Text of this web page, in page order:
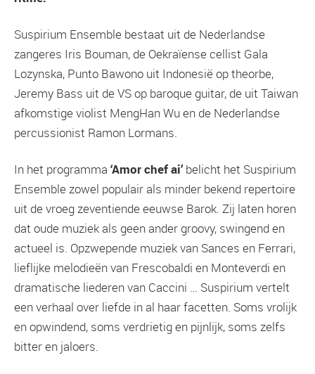
Suspirium Ensemble bestaat uit de Nederlandse
zangeres Iris Bouman, de Oekraïense cellist Gala
Lozynska, Punto Bawono uit Indonesië op theorbe,
Jeremy Bass uit de VS op baroque guitar, de uit Taiwan
afkomstige violist MengHan Wu en de Nederlandse
percussionist Ramon Lormans.
In het programma ‘Amor chef ai’ belicht het Suspirium
Ensemble zowel populair als minder bekend repertoire
uit de vroeg zeventiende eeuwse Barok. Zij laten horen
dat oude muziek als geen ander groovy, swingend en
actueel is. Opzwepende muziek van Sances en Ferrari,
lieflijke melodieën van Frescobaldi en Monteverdi en
dramatische liederen van Caccini … Suspirium vertelt
een verhaal over liefde in al haar facetten. Soms vrolijk
en opwindend, soms verdrietig en pijnlijk, soms zelfs
bitter en jaloers.